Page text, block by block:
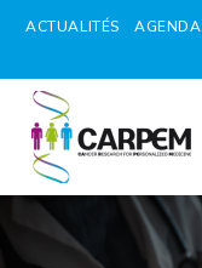
ACTUALITÉS AGENDA